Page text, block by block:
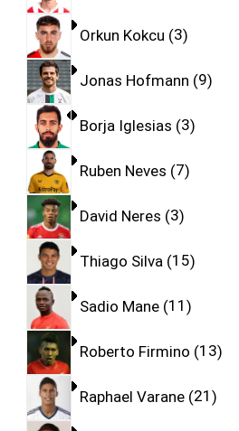
Orkun Kokcu 3
Jonas Hofmann 9
Borja Iglesias 3
Ruben Neves 7
David Neres 3
Thiago Silva 15
Sadio Mane 11
Roberto Firmino 13
Raphael Varane 21